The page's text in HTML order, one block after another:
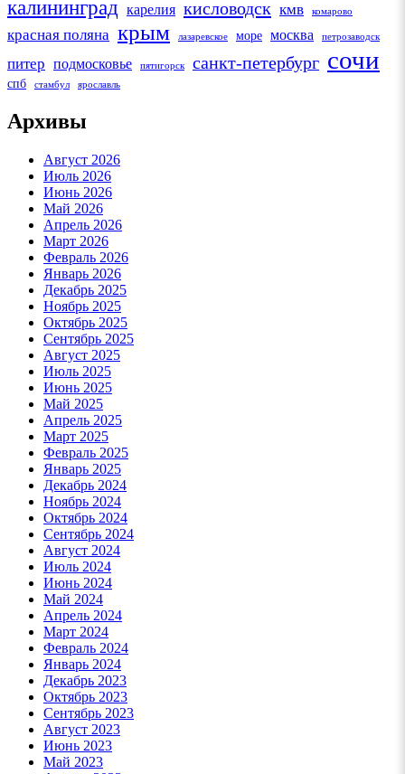
калининград карелия кисловодск кмв комарово
красная поляна крым лазаревское море москва петрозаводск
питер подмосковье пятигорск санкт-петербург сочи
спб стамбул ярославль
Архивы
Август 2026
Июль 2026
Июнь 2026
Май 2026
Апрель 2026
Март 2026
Февраль 2026
Январь 2026
Декабрь 2025
Ноябрь 2025
Октябрь 2025
Сентябрь 2025
Август 2025
Июль 2025
Июнь 2025
Май 2025
Апрель 2025
Март 2025
Февраль 2025
Январь 2025
Декабрь 2024
Ноябрь 2024
Октябрь 2024
Сентябрь 2024
Август 2024
Июль 2024
Июнь 2024
Май 2024
Апрель 2024
Март 2024
Февраль 2024
Январь 2024
Декабрь 2023
Октябрь 2023
Сентябрь 2023
Август 2023
Июнь 2023
Май 2023